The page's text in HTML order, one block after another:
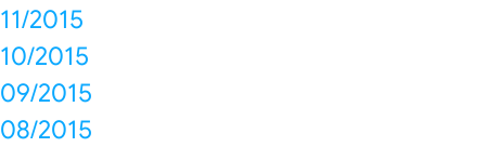
11/2015
10/2015
09/2015
08/2015